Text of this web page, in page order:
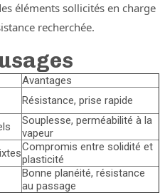
éléments sollicités en charge
recherchée.
Avantages
Résistance, prise rapide
Souplesse, perméabilité à la
vapeur
Compromis entre solidité et
plasticité
Bonne planéité, résistance
au passage